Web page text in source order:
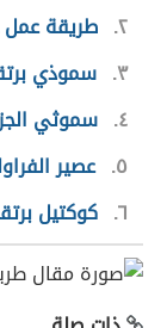
٢ طريقة عمل
٣ سموذي
٤ سموثي
٥ عصير
٦ كوكتيل